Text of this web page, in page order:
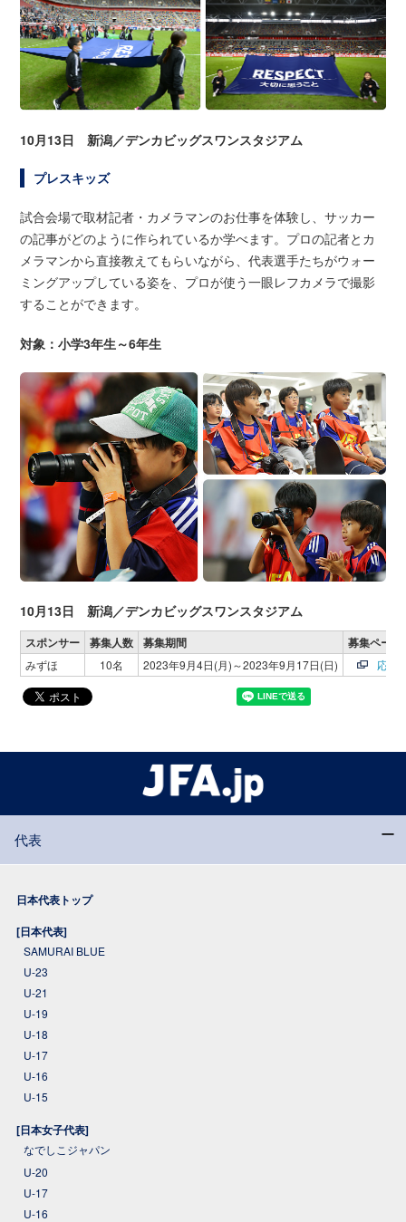
10月13日 新潟／デンカビッグスワンスタジアム
プレスキッズ
試合会場で取材記者・カメラマンのお仕事を体験し、サッカー
の記事がどのように作られているか学べます。プロの記者とカ
メラマンから直接教えてもらいながら、代表選手たちがウォー
ミングアップしている姿を、プロが使う一眼レフカメラで撮影
することができます。
対象：小学3年生～6年生
10月13日 新潟／デンカビッグスワンスタジアム
スポンサー 募集人数 募集期間 募集ページ
みずほ 10名 2023年9月4日(月)～2023年9月17日(日) 応募
代表
日本代表トップ
[日本代表]
SAMURAI BLUE
U-23
U-21
U-19
U-18
U-17
U-16
U-15
[日本女子代表]
なでしこジャパン
U-20
U-17
U-16